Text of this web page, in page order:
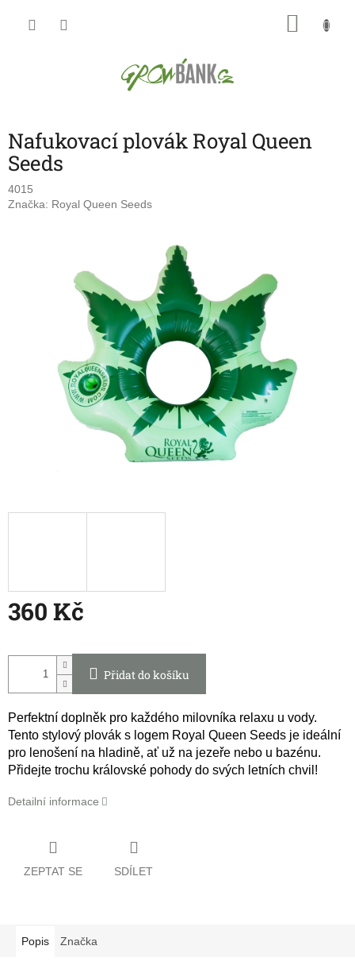
Nafukovací plovák Royal Queen
Seeds
4015
Značka: Royal Queen Seeds
360 Kč
cena:
Přidat do košíku
Perfektní doplněk pro každého milovníka relaxu u vody.
Tento stylový plovák s logem Royal Queen Seeds je ideální
pro lenošení na hladině, ať už na jezeře nebo u bazénu.
Přidejte trochu královské pohody do svých letních chvil!
Detailní informace
ZEPTAT SE SDÍLET
Popis Značka